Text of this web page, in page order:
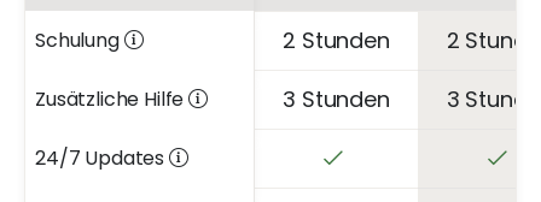
Schulung 2 Stunden 2
Zusätzliche Hilfe 3 Stunden 3
24/7 Updates